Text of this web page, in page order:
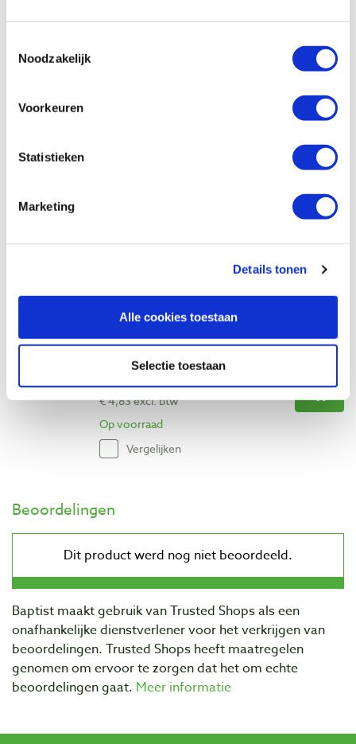
Noodzakelijk
Voorkeuren
Statistieken
Marketing
Details tonen
Alle cookies toestaan
Selectie toestaan
Pfeil H LINO los heft 36 x 50 mm
€ 5,85 incl. btw
€ 4,83 excl. btw
Op voorraad
Vergelijken
Beoordelingen
Baptist maakt gebruik van Trusted Shops als een
onafhankelijke dienstverlener voor het verkrijgen van
beoordelingen. Trusted Shops heeft maatregelen
genomen om ervoor te zorgen dat het om echte
beoordelingen gaat. Meer informatie